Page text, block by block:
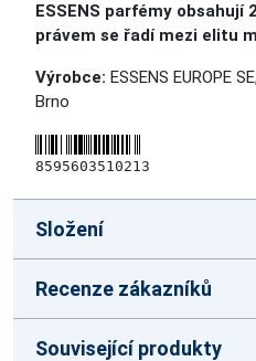
ESSENS parfémy obsahují
právem se řadí mezi elitu
Výrobce: ESSENS EUROPE
Brno
8595603510213
Složení
Recenze zákazníků
Související produkty